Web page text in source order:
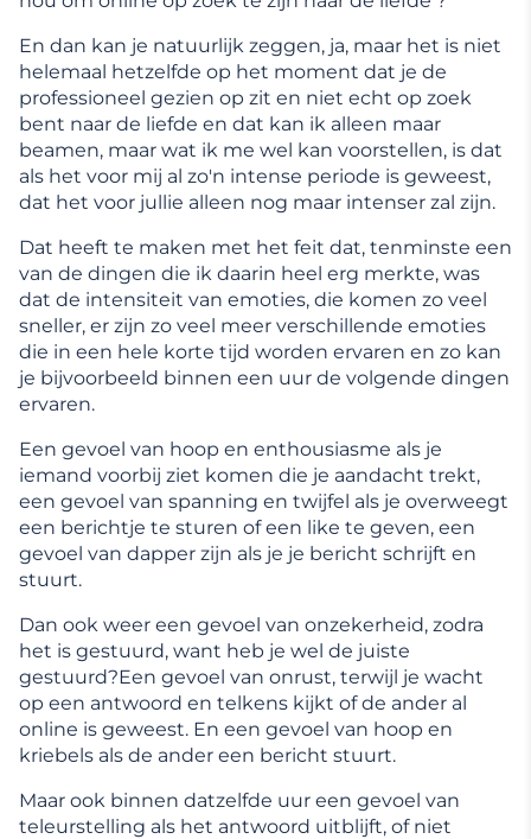
En dan kan je natuurlijk zeggen, ja, maar het is niet
helemaal hetzelfde op het moment dat je de
professioneel gezien op zit en niet echt op zoek
bent naar de liefde en dat kan ik alleen maar
beamen, maar wat ik me wel kan voorstellen, is dat
als het voor mij al zo'n intense periode is geweest,
dat het voor jullie alleen nog maar intenser zal zijn.
Dat heeft te maken met het feit dat, tenminste een
van de dingen die ik daarin heel erg merkte, was
dat de intensiteit van emoties, die komen zo veel
sneller, er zijn zo veel meer verschillende emoties
die in een hele korte tijd worden ervaren en zo kan
je bijvoorbeeld binnen een uur de volgende dingen
ervaren.
Een gevoel van hoop en enthousiasme als je
iemand voorbij ziet komen die je aandacht trekt,
een gevoel van spanning en twijfel als je overweegt
een berichtje te sturen of een like te geven, een
gevoel van dapper zijn als je je bericht schrijft en
stuurt.
Dan ook weer een gevoel van onzekerheid, zodra
het is gestuurd, want heb je wel de juiste
gestuurd?Een gevoel van onrust, terwijl je wacht
op een antwoord en telkens kijkt of de ander al
online is geweest. En een gevoel van hoop en
kriebels als de ander een bericht stuurt.
Maar ook binnen datzelfde uur een gevoel van
teleurstelling als het antwoord uitblijft, of niet